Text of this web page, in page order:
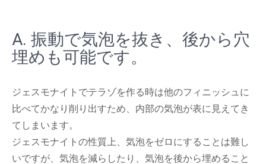
A. 振動で気泡を抜き、後から穴
埋めも可能です。
ジェスモナイトでテラゾを作る時は他のフィニッシュに
比べてかなり削り出すため、内部の気泡が表に見えてき
てしまいます。
ジェスモナイトの性質上、気泡をゼロにすることは難し
いですが、気泡を減らしたり、気泡を後から埋めること